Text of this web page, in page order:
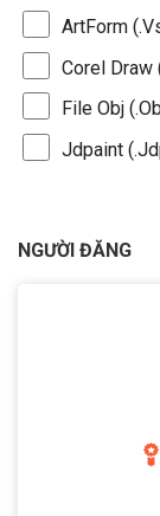
ArtForm
Corel Draw
File Obj
Jdpaint
NGƯỜI ĐĂNG